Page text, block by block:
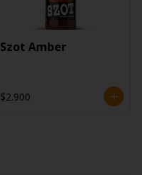
Szot Amber
$2.900